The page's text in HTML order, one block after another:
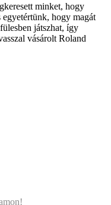
minket, hogy
hogy magát
játszhat, így
vásárolt Roland